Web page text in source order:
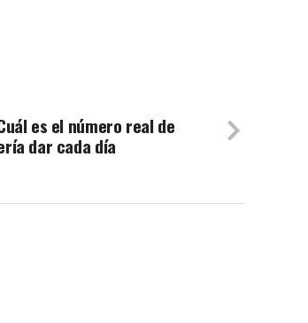
es el número real de
dar cada día